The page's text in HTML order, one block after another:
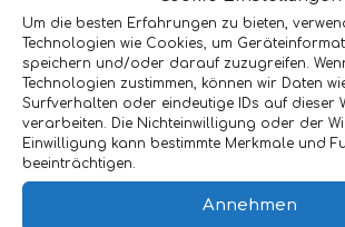
Um die besten Erfahrungen zu bieten,
Technologien wie Cookies, um
speichern und/oder darauf zuzugreifen.
Technologien zustimmen, können wir Daten
Surfverhalten oder eindeutige IDs auf dieser
verarbeiten. Die Nichteinwilligung oder der
Einwilligung kann bestimmte Merkmale und
beeinträchtigen.
Annehmen
neben Rindern auch
Quarterhorses und
Horses gezüchtet.
Neben den Pferden und
leben hier Antilopen wie
Springböcke und Sträuße.